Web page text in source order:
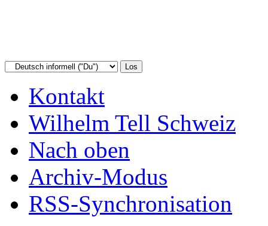
Kontakt
Wilhelm Tell Schweiz
Nach oben
Archiv-Modus
RSS-Synchronisation